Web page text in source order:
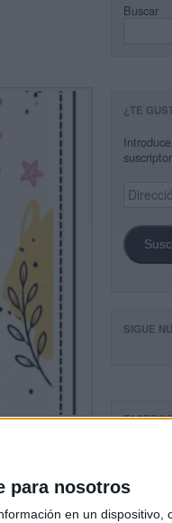
para nosotros
en un dispositivo,
Buscar
¿TE
Dirección
de
SIGUE